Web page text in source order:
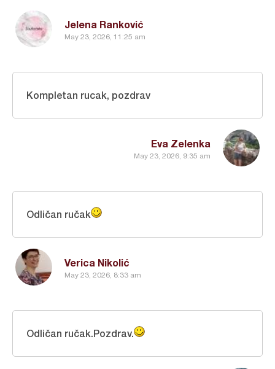
Jelena Ranković
May 23, 2026, 11:25 am
Eva Zelenka
May 23, 2026, 9:35 am
Kompletan rucak, pozdrav
Verica Nikolić
May 23, 2026, 8:33 am
Odličan ručak
Odličan ručak.Pozdrav.